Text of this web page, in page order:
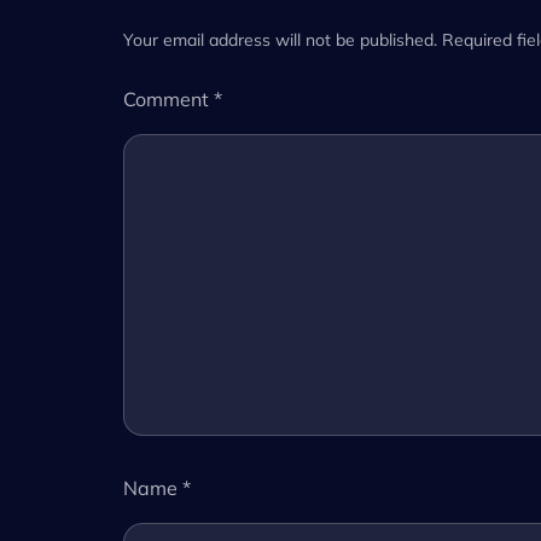
Your email address will not be published. Required
Comment *
Name *